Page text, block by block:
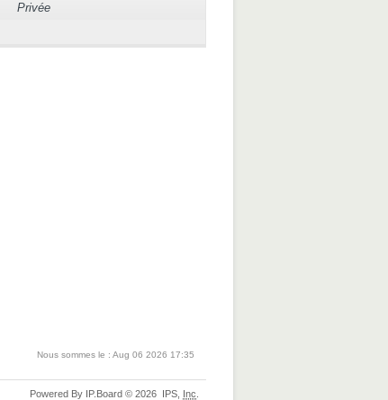
Privée
Nous sommes le : Aug 06 2026 17:35
Powered By IP.Board © 2026 IPS, Inc